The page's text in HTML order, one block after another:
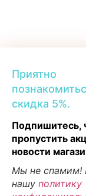
Приятно
скидка 5%.
Подпишитесь,
пропустить
новости
Мы не спамим!
нашу политику